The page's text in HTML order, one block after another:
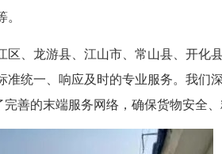
、龙游县、江山市、常山县、开化
统一、响应及时的专业服务。我们
善的末端服务网络，确保货物安全、